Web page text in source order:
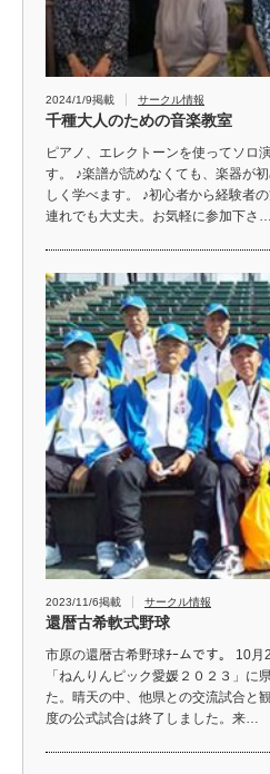
2024/1/9掲載 サークル情報
千種大人のための音楽教室
ピアノ、エレクトーンを使ってソロ
す。 ♪楽譜が読めなくても、楽器が
しく学べます。 ♪初心者から経験者
連れでも大丈夫。お気軽に参加下さ…
2023/11/6掲載 サークル情報
還暦古希軟式野球
市原の還暦古希野球ﾁｰムです。 10
「ねんりんピック愛媛２０２３」に
た。晴天の中、他県との交流試合と
度の公式試合は終了しました。来…